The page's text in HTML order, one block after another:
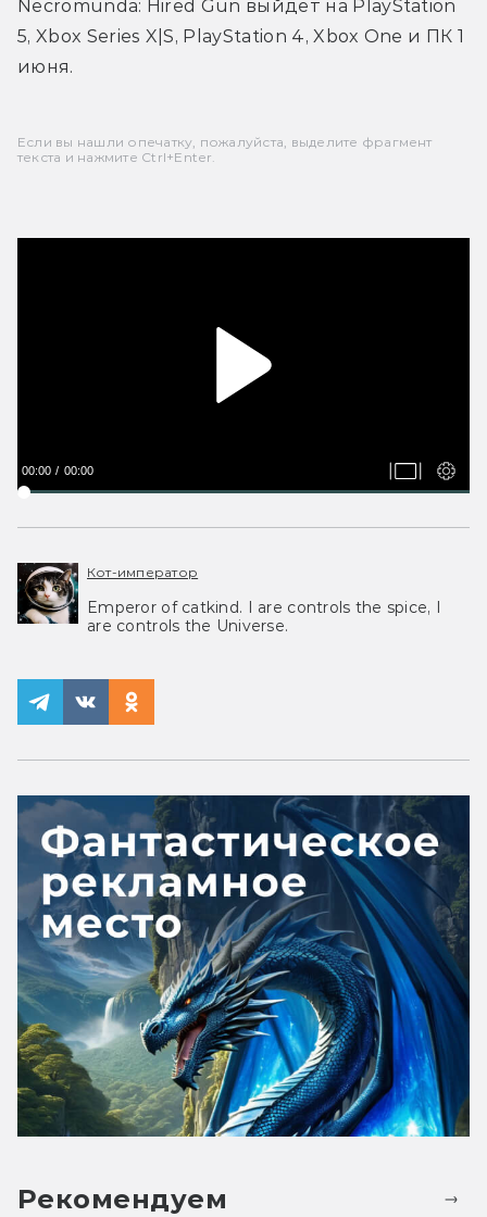
Necromunda: Hired Gun выйдет на PlayStation
5, Xbox Series X|S, PlayStation 4, Xbox One и ПК 1
июня.
Если вы нашли опечатку, пожалуйста, выделите фрагмент
текста и нажмите Ctrl+Enter.
00:00 00:00
Кот-император
Emperor of catkind. I are controls the spice, I
are controls the Universe.
Рекомендуем